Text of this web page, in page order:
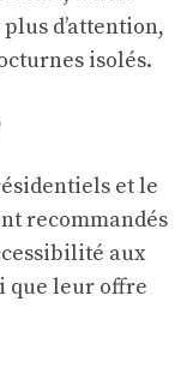
d’attention,
isolés.
et le
recommandés
aux
que leur offre